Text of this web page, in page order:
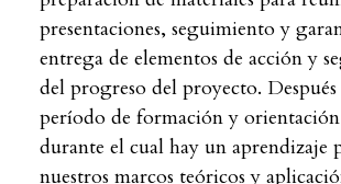
presentaciones, seguimiento y
entrega de elementos de acción y
del progreso del proyecto.
período de formación y orientación
durante el cual hay un aprendizaje
nuestros marcos teóricos y